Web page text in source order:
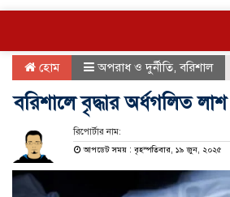
হোম অপরাধ ও দুর্নীতি,বরিশাল
বরিশালে বৃদ্ধার অর্ধগলিত লাশ
রিপোর্টার নাম:
আপডেট সময় : বৃহস্পতিবার, ১৯ জুন, ২০২৫